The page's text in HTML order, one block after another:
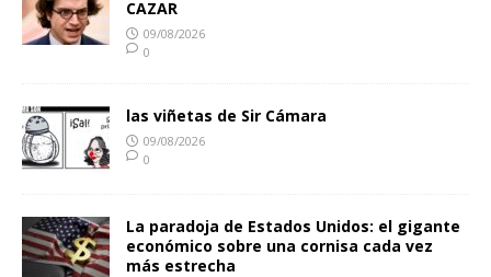
CAZAR
09/08/2026
0
las viñetas de Sir Cámara
09/08/2026
0
La paradoja de Estados Unidos: el gigante
económico sobre una cornisa cada vez
más estrecha